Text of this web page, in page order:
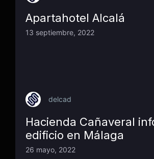
Apartahotel Alcalá
13 septiembre, 2022
delcad
Hacienda Cañaveral
edificio en Málaga
26 mayo, 2022